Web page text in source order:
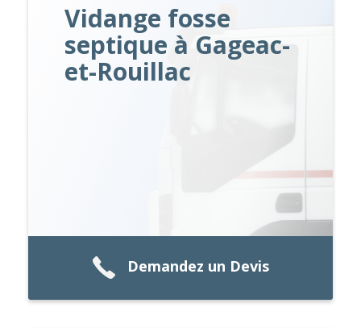
Vidange fosse
septique à Gageac-
et-Rouillac
Demandez un Devis